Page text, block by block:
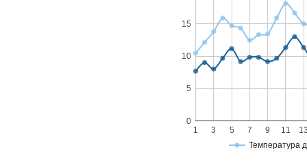
Температура
1 3 5 7 9 11
0
5
10
15